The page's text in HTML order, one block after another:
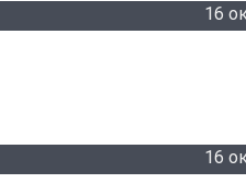
16
16